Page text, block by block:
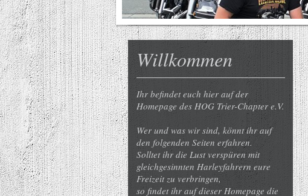
Willkommen
Ihr befindet euch hier auf der
Homepage des HOG Trier-Chapter e.V.
Wer und was wir sind, könnt ihr auf
den folgenden Seiten erfahren.
Solltet ihr die Lust verspüren mit
gleichgesinnten Harleyfahrern eure
Freizeit zu verbringen,
so findet ihr auf dieser Homepage die